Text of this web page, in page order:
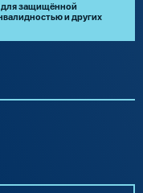
для защищённой
и других